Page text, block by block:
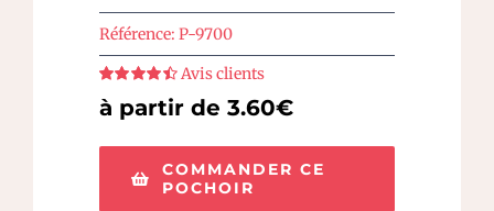
Référence: P-9700
Note
sur
5
Avis clients
à partir de 3.60€
COMMANDER CE
POCHOIR